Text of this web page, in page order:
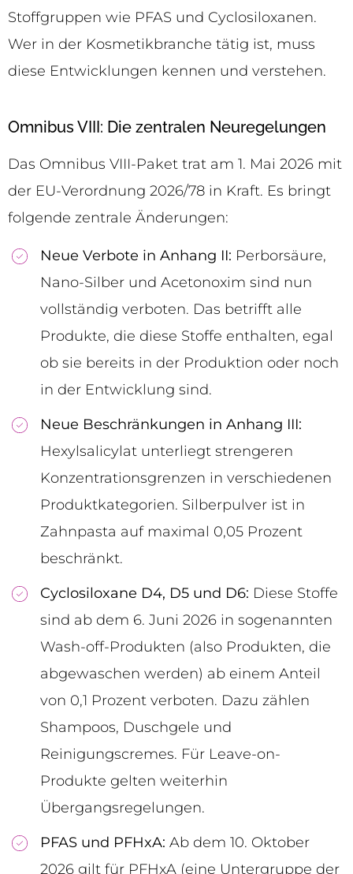
Stoffgruppen wie PFAS und Cyclosiloxanen.
Wer in der Kosmetikbranche tätig ist, muss
diese Entwicklungen kennen und verstehen.
Omnibus VIII: Die zentralen Neuregelungen
Das Omnibus VIII-Paket trat am 1. Mai 2026 mit
der EU-Verordnung 2026/78 in Kraft. Es bringt
folgende zentrale Änderungen:
Neue Verbote in Anhang II: Perborsäure,
Nano-Silber und Acetonoxim sind nun
vollständig verboten. Das betrifft alle
Produkte, die diese Stoffe enthalten, egal
ob sie bereits in der Produktion oder noch
in der Entwicklung sind.
Neue Beschränkungen in Anhang III:
Hexylsalicylat unterliegt strengeren
Konzentrationsgrenzen in verschiedenen
Produktkategorien. Silberpulver ist in
Zahnpasta auf maximal 0,05 Prozent
beschränkt.
Cyclosiloxane D4, D5 und D6: Diese Stoffe
sind ab dem 6. Juni 2026 in sogenannten
Wash-off-Produkten (also Produkten, die
abgewaschen werden) ab einem Anteil
von 0,1 Prozent verboten. Dazu zählen
Shampoos, Duschgele und
Reinigungscremes. Für Leave-on-
Produkte gelten weiterhin
Übergangsregelungen.
PFAS und PFHxA: Ab dem 10. Oktober
2026 gilt für PFHxA (eine Untergruppe der